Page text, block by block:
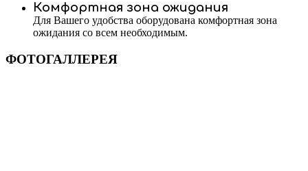
Комфортная зона ожидания
Для Вашего удобства оборудована комфортная зона
ожидания со всем необходимым.
ФОТОГАЛЛЕРЕЯ